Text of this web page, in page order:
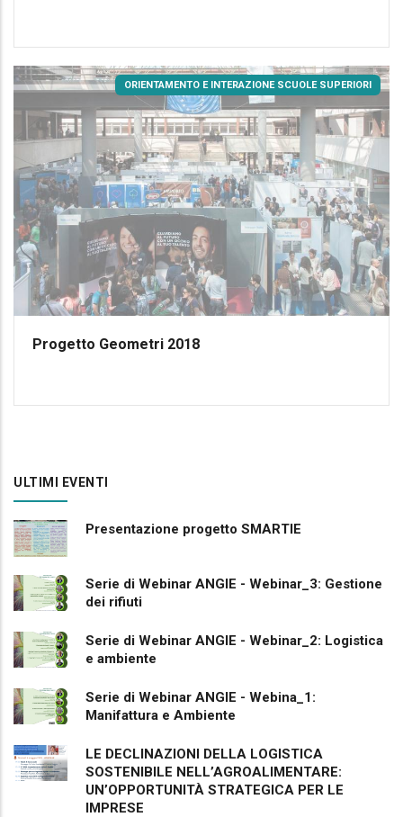
ORIENTAMENTO E INTERAZIONE SCUOLE SUPERIORI
Progetto Geometri 2018
ULTIMI EVENTI
Presentazione progetto SMARTIE
Serie di Webinar ANGIE - Webinar_3: Gestione
dei rifiuti
Serie di Webinar ANGIE - Webinar_2: Logistica
e ambiente
Serie di Webinar ANGIE - Webina_1:
Manifattura e Ambiente
LE DECLINAZIONI DELLA LOGISTICA
SOSTENIBILE NELL’AGROALIMENTARE:
UN’OPPORTUNITÀ STRATEGICA PER LE
IMPRESE